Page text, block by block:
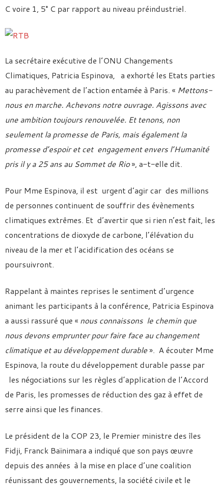
C voire 1, 5° C par rapport au niveau préindustriel.
La secrétaire exécutive de l’ONU Changements
Climatiques, Patricia Espinova, a exhorté les Etats parties
au parachèvement de l’action entamée à Paris. « Mettons-
nous en marche. Achevons notre ouvrage. Agissons avec
une ambition toujours renouvelée. Et tenons, non
seulement la promesse de Paris, mais également la
promesse d’espoir et cet engagement envers l’Humanité
pris il y a 25 ans au Sommet de Rio», a-t-elle dit.
Pour Mme Espinova, il est urgent d’agir car des millions
de personnes continuent de souffrir des évènements
climatiques extrêmes. Et d’avertir que si rien n’est fait, les
concentrations de dioxyde de carbone, l’élévation du
niveau de la mer et l’acidification des océans se
poursuivront.
Rappelant à maintes reprises le sentiment d’urgence
animant les participants à la conférence, Patricia Espinova
a aussi rassuré que « nous connaissons le chemin que
nous devons emprunter pour faire face au changement
climatique et au développement durable». A écouter Mme
Espinova, la route du développement durable passe par
les négociations sur les règles d’application de l’Accord
de Paris, les promesses de réduction des gaz à effet de
serre ainsi que les finances.
Le président de la COP 23, le Premier ministre des îles
Fidji, Franck Baïnimara a indiqué que son pays œuvre
depuis des années à la mise en place d’une coalition
réunissant des gouvernements, la société civile et le